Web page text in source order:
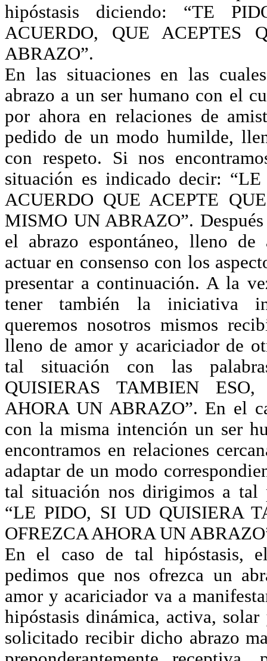
hipóstasis diciendo: “TE
ACUERDO, QUE ACEPTES
ABRAZO”.
En las situaciones en las
abrazo a un ser humano con el
por ahora en relaciones de
pedido de un modo humilde,
con respeto. Si nos
situación es indicado decir:
ACUERDO QUE ACEPTE
MISMO UN ABRAZO”.
el abrazo espontáneo, lleno
actuar en consenso con los
presentar a continuación. A la
tener también la iniciativa
queremos nosotros mismos
lleno de amor y acariciador de
tal situación con las
QUISIERAS TAMBIEN
AHORA UN ABRAZO”. En el
con la misma intención un ser
encontramos en relaciones
adaptar de un modo
tal situación nos dirigimos a tal
“LE PIDO, SI UD QUISIERA
OFREZCA AHORA UN
En el caso de tal hipóstasis,
pedimos que nos ofrezca un
amor y acariciador va a
hipóstasis dinámica, activa,
solicitado recibir dicho abrazo